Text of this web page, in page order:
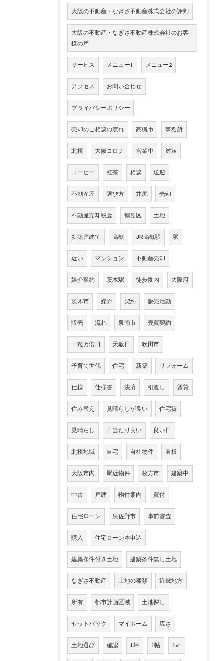
大阪の不動産・なぎさ不動産株式会社の評判
大阪の不動産・なぎさ不動産株式会社のお客
様の声
サービス メニュー1 メニュー2
アクセス お問い合わせ
プライバシーポリシー
売却のご相談の流れ 高槻市 事務所
北摂 大阪コロナ 営業中 対策
コーヒー 紅茶 相談 送迎
不動産屋 選び方 井尻 売却
不動産売却税金 鶴見区 土地
新築戸建て 高槻 JR高槻駅 駅
近い マンション 不動産売却
媒介契約 茨木駅 徒歩圏内 大阪府
茨木市 媒介 契約 販売活動
販売 流れ 泉南市 売買契約
一粒万倍日 天赦日 吹田市
子育て世代 住宅 新築 リフォーム
仕様 仕様書 決済 引渡し 賃貸
住み替え 見晴らしが良い 住宅街
見晴らし 日当たり良い 良い日
北摂地域 自宅 自社物件 看板
大阪市内 駅近物件 枚方市 建築中
中古 戸建 物件案内 買付
住宅ローン 泉佐野市 事前審査
購入 住宅ローン本申込
建築条件付き土地 建築条件無し土地
なぎさ不動産 土地の種類 近畿地方
所有 都市計画区域 土地探し
セットバック マイホーム 広さ
土地選び 確認 1坪 1帖 1㎡